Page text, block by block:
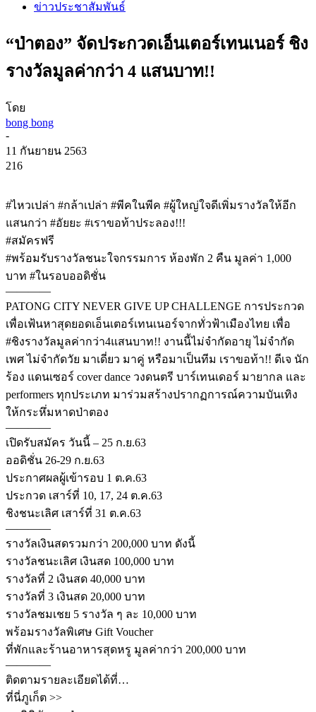
ข่าวประชาสัมพันธ์
“ป่าตอง” จัดประกวดเอ็นเตอร์เทนเนอร์ ชิง
รางวัลมูลค่ากว่า 4 แสนบาท!!
โดย
bong bong
-
11 กันยายน 2563
216
#ไหวเปล่า #กล้าเปล่า #พีคในพีค #ผู้ใหญ่ใจดีเพิ่มรางวัลให้อีก
แสนกว่า #อัยยะ #เราขอท้าประลอง!!!
#สมัครฟรี
#พร้อมรับรางวัลชนะใจกรรมการ ห้องพัก 2 คืน มูลค่า 1,000
บาท #ในรอบออดิชั่น
————
PATONG CITY NEVER GIVE UP CHALLENGE การประกวด
เพื่อเฟ้นหาสุดยอดเอ็นเตอร์เทนเนอร์จากทั่วฟ้าเมืองไทย เพื่อ
#ชิงรางวัลมูลค่ากว่า4แสนบาท!! งานนี้ไม่จำกัดอายุ ไม่จำกัด
เพศ ไม่จำกัดวัย มาเดี่ยว มาคู่ หรือมาเป็นทีม เราขอท้า!! ดีเจ นัก
ร้อง แดนเซอร์ cover dance วงดนตรี บาร์เทนเดอร์ มายากล และ
performers ทุกประเภท มาร่วมสร้างปรากฏการณ์ความบันเทิง
ให้กระหึ่มหาดป่าตอง
————
เปิดรับสมัคร วันนี้ – 25 ก.ย.63
ออดิชั่น 26-29 ก.ย.63
ประกาศผลผู้เข้ารอบ 1 ต.ค.63
ประกวด เสาร์ที่ 10, 17, 24 ต.ค.63
ชิงชนะเลิศ เสาร์ที่ 31 ต.ค.63
————
รางวัลเงินสดรวมกว่า 200,000 บาท ดังนี้
รางวัลชนะเลิศ เงินสด 100,000 บาท
รางวัลที่ 2 เงินสด 40,000 บาท
รางวัลที่ 3 เงินสด 20,000 บาท
รางวัลชมเชย 5 รางวัล ๆ ละ 10,000 บาท
พร้อมรางวัลพิเศษ Gift Voucher
ที่พักและร้านอาหารสุดหรู มูลค่ากว่า 200,000 บาท
————
ติดตามรายละเอียดได้ที่…
ที่นี่ภูเก็ต >>